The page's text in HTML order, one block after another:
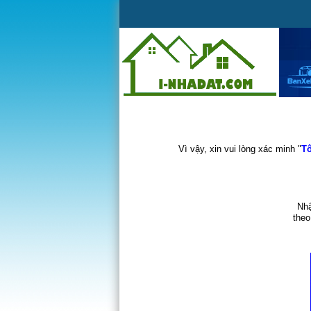
Vì vậy, xin vui lòng xác minh "